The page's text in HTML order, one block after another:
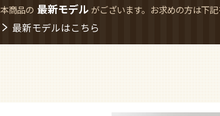
本商品の 最新モデル がございます。お求めの方は下
最新モデルはこちら